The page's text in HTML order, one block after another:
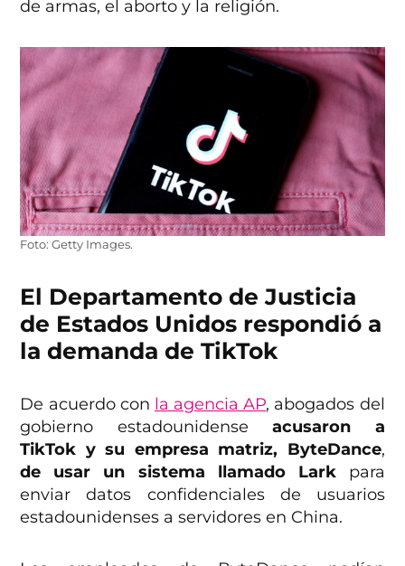
de armas, el aborto y la religión.
Foto: Getty Images.
El Departamento de Justicia
de Estados Unidos respondió a
la demanda de TikTok
De acuerdo con la agencia AP, abogados del
gobierno estadounidense acusaron a
TikTok y su empresa matriz, ByteDance,
de usar un sistema llamado Lark para
enviar datos confidenciales de usuarios
estadounidenses a servidores en China.